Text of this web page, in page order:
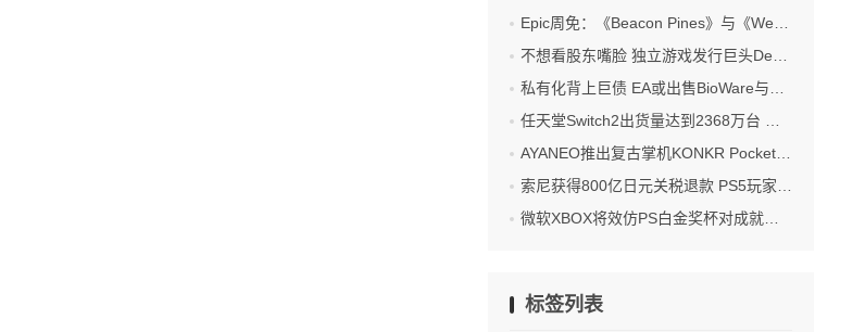
Epic周免：《Beacon Pines》与《We Were Here Together》喜加二
不想看股东嘴脸 独立游戏发行巨头Devolver计划退市私有化
私有化背上巨债 EA或出售BioWare与旗下IP
任天堂Switch2出货量达到2368万台 数字版游戏盈利占比过半
AYANEO推出复古掌机KONKR Pocket Advance 首发499起
索尼获得800亿日元关税退款 PS5玩家：买单归我 退税没份
微软XBOX将效仿PS白金奖杯对成就系统更新
标签列表